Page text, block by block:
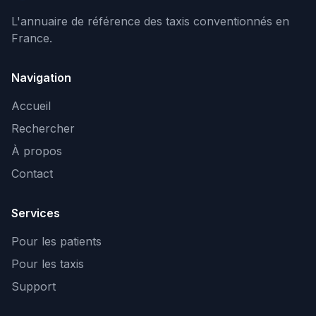
L'annuaire de référence des taxis conventionnés en
France.
Navigation
Accueil
Rechercher
À propos
Contact
Services
Pour les patients
Pour les taxis
Support